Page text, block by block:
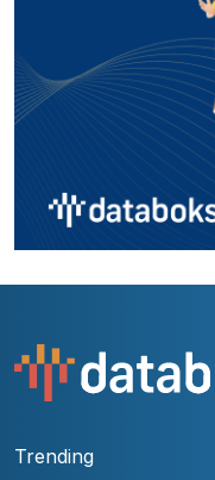
Trending